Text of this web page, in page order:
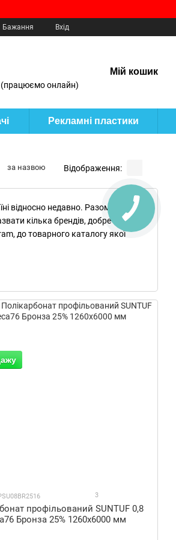
Бажання Вхід
онлайн)
Мій кошик
Рекламні пластики
за назвою Відображення:
відносно недавно. Разом з тим,
кілька брендів, добре відомих
до товарного каталогу якої
та реалізація полікарбонатів,
та цілими системами
в різних
інше. Більш докладно
або зберігання
3
профільований SUNTUF 0,8
Бронза 25% 1260x6000 мм